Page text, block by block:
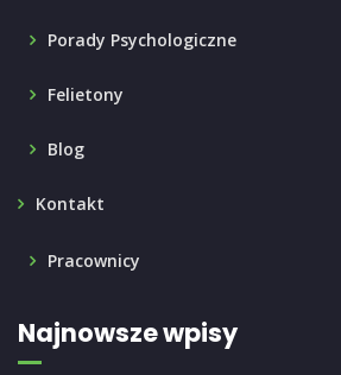
Porady Psychologiczne
Felietony
Blog
Kontakt
Pracownicy
Najnowsze wpisy